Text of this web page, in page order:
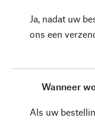
Ja, nadat uw
ons een
Wanneer
Als uw